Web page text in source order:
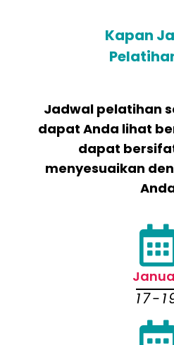
Kapan
Jadwal pelatihan
dapat Anda lihat
dapat
menyesuaikan
17-